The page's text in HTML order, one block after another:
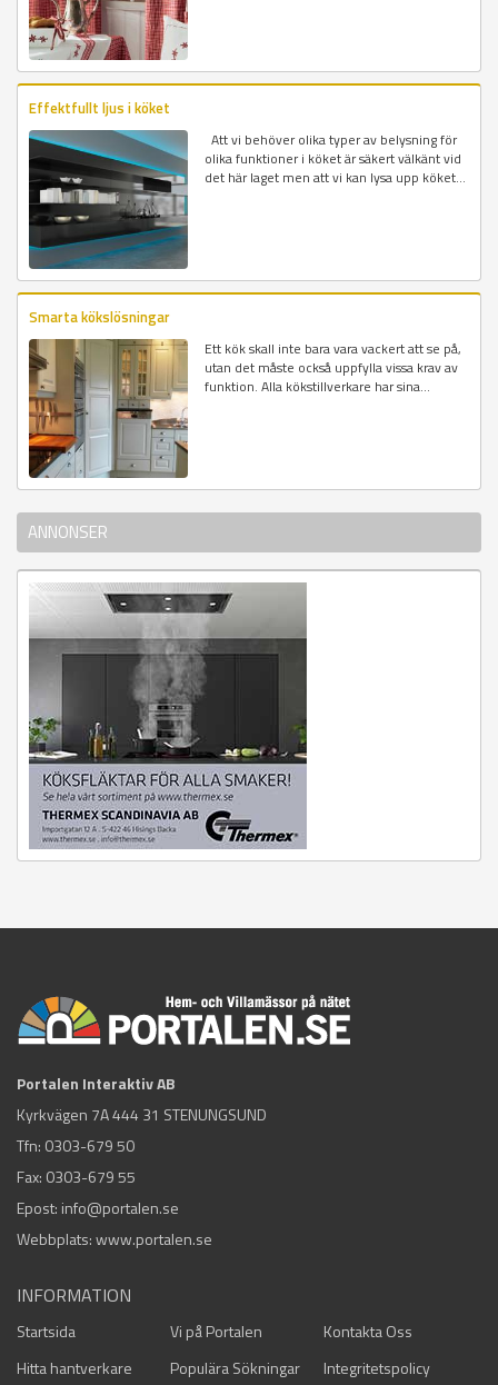
Effektfullt ljus i köket
Att vi behöver olika typer av belysning för
olika funktioner i köket är säkert välkänt vid
det här laget men att vi kan lysa upp köket...
Smarta kökslösningar
Ett kök skall inte bara vara vackert att se på,
utan det måste också uppfylla vissa krav av
funktion. Alla kökstillverkare har sina...
ANNONSER
Portalen Interaktiv AB
Kyrkvägen 7A 444 31 STENUNGSUND
Tfn: 0303-679 50
Fax: 0303-679 55
Epost: info@portalen.se
Webbplats: www.portalen.se
INFORMATION
Startsida Vi på Portalen
Kontakta Oss
Hitta hantverkare
Populära Sökningar Integritetspolicy